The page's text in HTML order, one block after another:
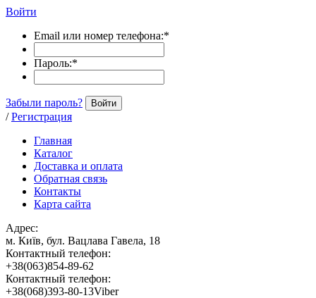
Войти
Email или номер телефона:*
Пароль:*
Забыли пароль? Войти
/ Регистрация
Главная
Каталог
Доставка и оплата
Обратная связь
Контакты
Карта сайта
Адрес:
м. Київ, бул. Вацлава Гавела, 18
Контактный телефон:
+38(063)854-89-62
Контактный телефон:
+38(068)393-80-13Viber